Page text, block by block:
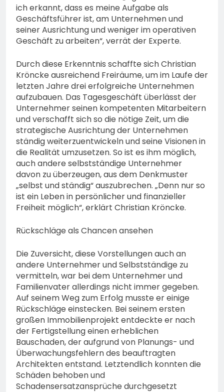
ich erkannt, dass es meine Aufgabe als
Geschäftsführer ist, am Unternehmen und
seiner Ausrichtung und weniger im operativen
Geschäft zu arbeiten“, verrät der Experte.
Durch diese Erkenntnis schaffte sich Christian
Kröncke ausreichend Freiräume, um im Laufe der
letzten Jahre drei erfolgreiche Unternehmen
aufzubauen. Das Tagesgeschäft überlässt der
Unternehmer seinen kompetenten Mitarbeitern
und verschafft sich so die nötige Zeit, um die
strategische Ausrichtung der Unternehmen
ständig weiterzuentwickeln und seine Visionen in
die Realität umzusetzen. So ist es ihm möglich,
auch andere selbstständige Unternehmer
davon zu überzeugen, aus dem Denkmuster
„selbst und ständig“ auszubrechen. „Denn nur so
ist ein Leben in persönlicher und finanzieller
Freiheit möglich“, erklärt Christian Kröncke.
Rückschläge als Chancen ansehen
Die Zuversicht, diese Vorstellungen auch an
andere Unternehmer und Selbstständige zu
vermitteln, war bei dem Unternehmer und
Familienvater allerdings nicht immer gegeben.
Auf seinem Weg zum Erfolg musste er einige
Rückschläge einstecken. Bei seinem ersten
großen Immobilienprojekt entdeckte er nach
der Fertigstellung einen erheblichen
Bauschaden, der aufgrund von Planungs- und
Überwachungsfehlern des beauftragten
Architekten entstand. Letztendlich konnten die
Schäden behoben und
Schadensersatzansprüche durchgesetzt